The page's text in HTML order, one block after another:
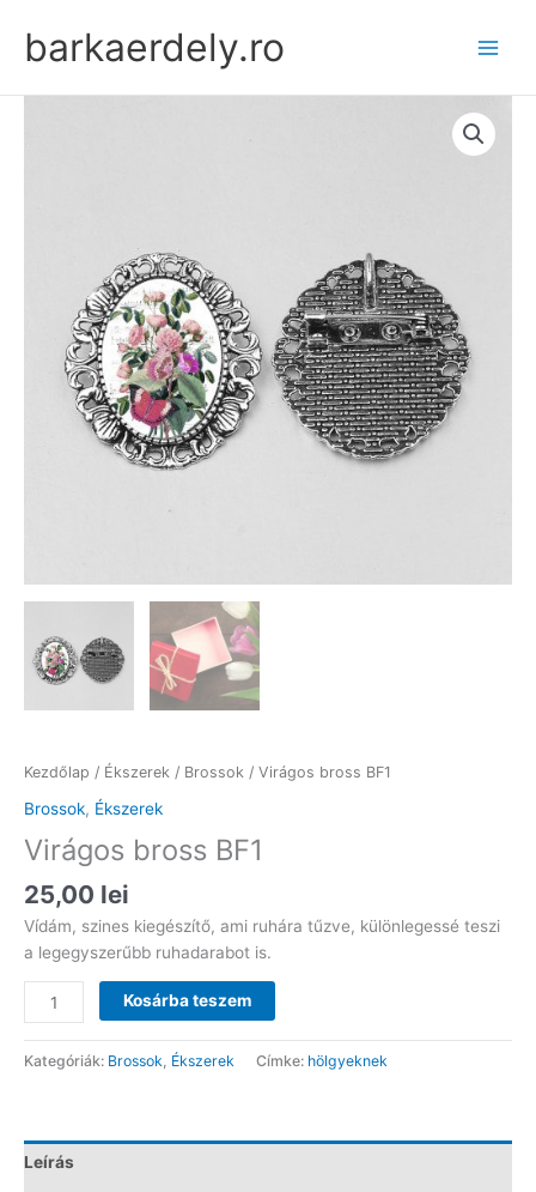
contentbarkaerdely.ro
Kezdőlap / Ékszerek / Brossok / Virágos bross BF1
Brossok, Ékszerek
Virágos bross BF1
25,00 lei
Vídám, szines kiegészítő, ami ruhára tűzve, különlegessé teszi
a legegyszerűbb ruhadarabot is.
Virágos
bross
BF1
mennyiség
Kosárba teszem
Kategóriák: Brossok, Ékszerek Címke: hölgyeknek
Leírás